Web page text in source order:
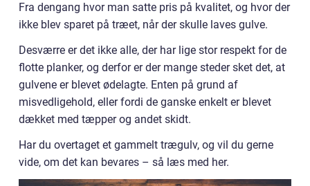
Fra dengang hvor man satte pris på kvalitet, og hvor der
ikke blev sparet på træet, når der skulle laves gulve.
Desværre er det ikke alle, der har lige stor respekt for de
flotte planker, og derfor er der mange steder sket det, at
gulvene er blevet ødelagte. Enten på grund af
misvedligehold, eller fordi de ganske enkelt er blevet
dækket med tæpper og andet skidt.
Har du overtaget et gammelt trægulv, og vil du gerne
vide, om det kan bevares – så læs med her.